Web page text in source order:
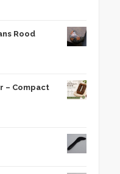
Rood
– Compact